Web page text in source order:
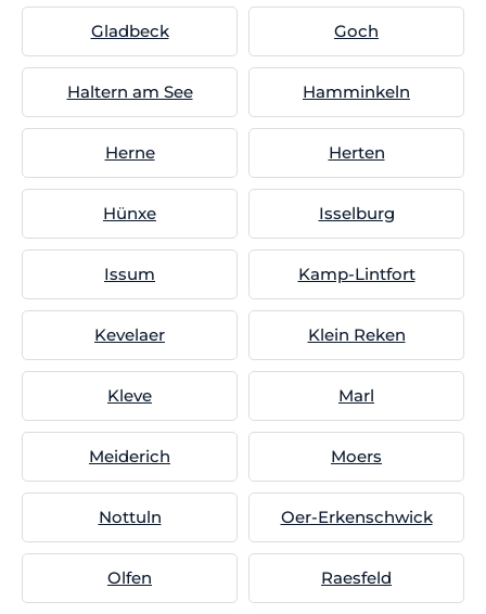
Gladbeck Goch
Haltern am See Hamminkeln
Herne Herten
Hünxe Isselburg
Issum Kamp-Lintfort
Kevelaer Klein Reken
Kleve Marl
Meiderich Moers
Nottuln Oer-Erkenschwick
Olfen Raesfeld